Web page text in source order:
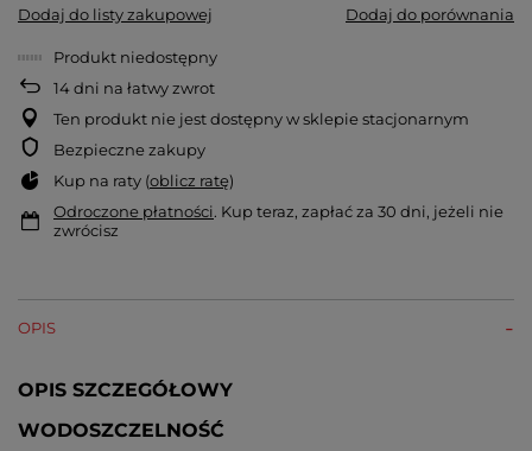
Dodaj do listy zakupowej Dodaj do porównania
Produkt niedostępny
14dni na łatwy zwrot
Ten produkt nie jest dostępny w sklepie stacjonarnym
Bezpieczne zakupy
Kup na raty (oblicz ratę)
Odroczone płatności. Kup teraz, zapłać za 30 dni, jeżeli nie
zwrócisz
OPIS
OPIS SZCZEGÓŁOWY
WODOSZCZELNOŚĆ